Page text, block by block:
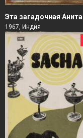
Эта загадочная Анита
1967, Индия